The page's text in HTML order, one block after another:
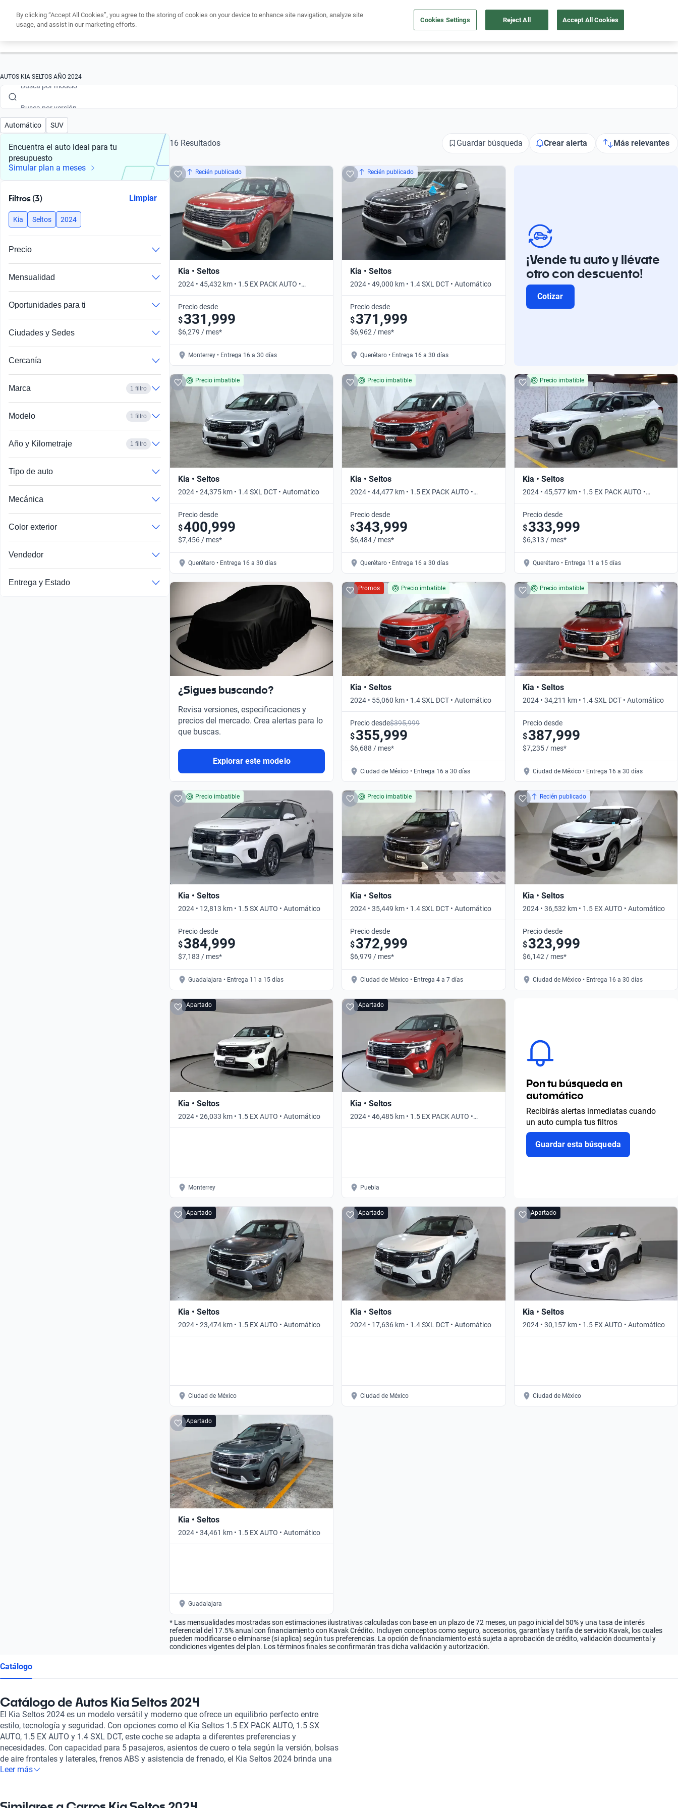
Cuida tu auto Nosotros 55 4162 9202 Ubicación
AUTOS KIA SELTOS AÑO 2024
Busca por marca
Busca por modelo
Busca por año
Busca por modelo
Automático SUV
Encuentra el auto ideal para tu
presupuesto
Simular plan a meses
Filtros (3) Limpiar
Kia Seltos 2024
Precio
Mensualidad
Oportunidades para ti
Ciudades y Sedes
Cercanía
Marca 1 filtro
Modelo 1 filtro
Año y Kilometraje 1 filtro
Tipo de auto
Mecánica
Color exterior
Vendedor
Entrega y Estado
16 Resultados Guardar búsqueda Crear alerta Más relevantes
Recién publicado
Kia • Seltos
2024 • 45,432 km • 1.5 EX PACK AUTO •
Automático
Precio desde
$331,999
$6,279 / mes*
Monterrey • Entrega 16 a 30 días
Recién publicado
Kia • Seltos
2024 • 49,000 km • 1.4 SXL DCT • Automático
Precio desde
$371,999
$6,962 / mes*
Querétaro • Entrega 16 a 30 días
¡Vende tu auto y llévate
otro con descuento!
Cotizar
Precio imbatible
Kia • Seltos
2024 • 24,375 km • 1.4 SXL DCT • Automático
Precio desde
$400,999
$7,456 / mes*
Querétaro • Entrega 16 a 30 días
Precio imbatible
Kia • Seltos
2024 • 44,477 km • 1.5 EX PACK AUTO •
Automático
Precio desde
$343,999
$6,484 / mes*
Querétaro • Entrega 16 a 30 días
Precio imbatible
Kia • Seltos
2024 • 45,577 km • 1.5 EX PACK AUTO •
Automático
Precio desde
$333,999
$6,313 / mes*
Querétaro • Entrega 11 a 15 días
¿Sigues buscando?
Revisa versiones, especificaciones y
precios del mercado. Crea alertas para lo
que buscas.
Explorar este modelo
Promos Precio imbatible
Kia • Seltos
2024 • 55,060 km • 1.4 SXL DCT • Automático
Precio desde$395,999
$355,999
$6,688 / mes*
Ciudad de México • Entrega 16 a 30 días
Precio imbatible
Kia • Seltos
2024 • 34,211 km • 1.4 SXL DCT • Automático
Precio desde
$387,999
$7,235 / mes*
Ciudad de México • Entrega 16 a 30 días
Precio imbatible
Kia • Seltos
2024 • 12,813 km • 1.5 SX AUTO • Automático
Precio desde
$384,999
$7,183 / mes*
Guadalajara • Entrega 11 a 15 días
Precio imbatible
Kia • Seltos
2024 • 35,449 km • 1.4 SXL DCT • Automático
Precio desde
$372,999
$6,979 / mes*
Ciudad de México • Entrega 4 a 7 días
Recién publicado
Kia • Seltos
2024 • 36,532 km • 1.5 EX AUTO • Automático
Precio desde
$323,999
$6,142 / mes*
Ciudad de México • Entrega 16 a 30 días
Apartado
Kia • Seltos
2024 • 26,033 km • 1.5 EX AUTO • Automático
Monterrey
Apartado
Kia • Seltos
2024 • 46,485 km • 1.5 EX PACK AUTO •
Automático
Puebla
Pon tu búsqueda en
automático
Recibirás alertas inmediatas cuando
un auto cumpla tus filtros
Guardar esta búsqueda
Apartado
Kia • Seltos
2024 • 23,474 km • 1.5 EX AUTO • Automático
Ciudad de México
Apartado
Kia • Seltos
2024 • 17,636 km • 1.4 SXL DCT • Automático
Ciudad de México
Apartado
Kia • Seltos
2024 • 30,157 km • 1.5 EX AUTO • Automático
Ciudad de México
Apartado
Kia • Seltos
2024 • 34,461 km • 1.5 EX AUTO • Automático
Guadalajara
* Las mensualidades mostradas son estimaciones ilustrativas calculadas con base en un plazo de 72 meses, un pago inicial del 50% y una tasa de interés
referencial del 17.5% anual con financiamiento con Kavak Crédito. Incluyen conceptos como seguro, accesorios, garantías y tarifa de servicio Kavak, los cuales
pueden modificarse o eliminarse (si aplica) según tus preferencias. La opción de financiamiento está sujeta a aprobación de crédito, validación documental y
condiciones vigentes del plan. Los términos finales se confirmarán tras dicha validación y autorización.
Catálogo
Catálogo de Autos Kia Seltos 2024
El Kia Seltos 2024 es un modelo versátil y moderno que ofrece un equilibrio perfecto entre
estilo, tecnología y seguridad. Con opciones como el Kia Seltos 1.5 EX PACK AUTO, 1.5 SX
AUTO, 1.5 EX AUTO y 1.4 SXL DCT, este coche se adapta a diferentes preferencias y
necesidades. Con capacidad para 5 pasajeros, asientos de cuero o tela según la versión, bolsas
de aire frontales y laterales, frenos ABS y asistencia de frenado, el Kia Seltos 2024 brinda una
experiencia de conducción segura y confortable. Además, con su sensor de distancia y cámara,
beneficias de una experiencia de compra transparente y confiable. En Kavak, nos
Leer más
By clicking “Accept All Cookies”, you agree to the storing of cookies on your device to enhance site navigation, analyze site
usage, and assist in our marketing efforts.
Cookies Settings Reject All Accept All Cookies